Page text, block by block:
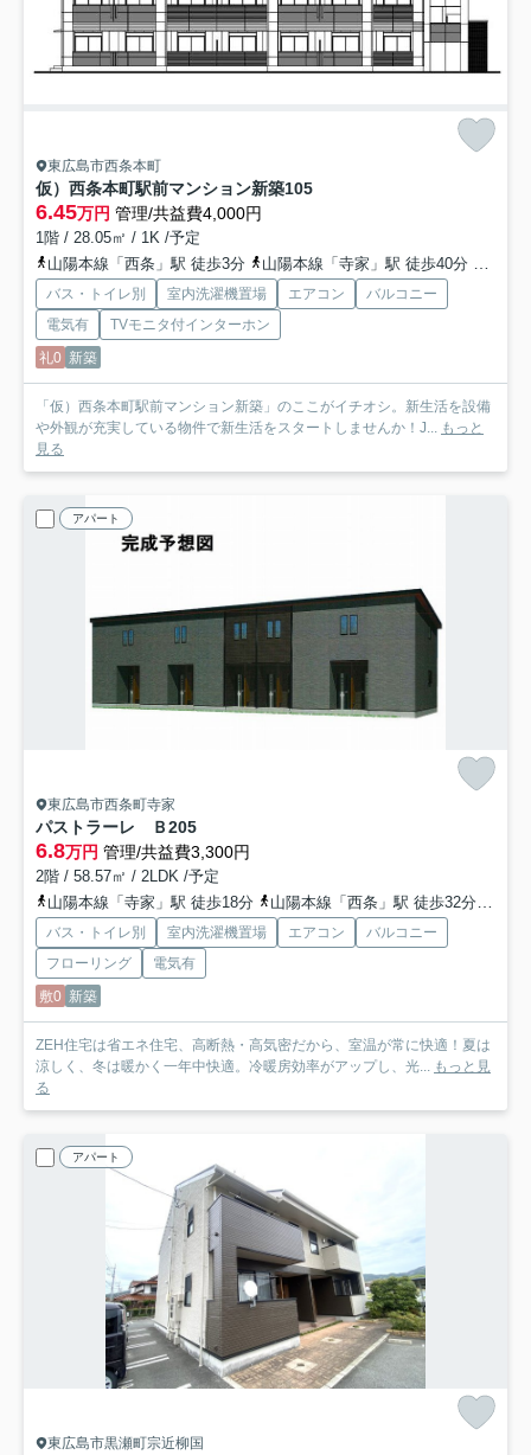
東広島市西条本町
仮）西条本町駅前マンション新築105
6.45万円 管理/共益費4,000円
1階 / 28.05㎡ / 1K /予定
山陽本線「西条」駅 徒歩3分
山陽本線「寺家」駅 徒歩40分 山陽
バス・トイレ別 室内洗濯機置場 エアコン
バルコニー
電気有
TVモニタ付インターホン
礼0 新築
「仮）西条本町駅前マンション新築」のここがイチオシ。新生活を設備
や外観が充実している物件で新生活をスタートしませんか！J... もっと
見る
アパート
東広島市西条町寺家
パストラーレ Ｂ205
6.8万円 管理/共益費3,300円
2階 / 58.57㎡ / 2LDK /予定
山陽本線「寺家」駅 徒歩18分
山陽本線「西条」駅 徒歩32分
バス・トイレ別 室内洗濯機置場 エアコン
バルコニー
フローリング
電気有
敷0 新築
ZEH住宅は省エネ住宅、高断熱・高気密だから、室温が常に快適！夏は
涼しく、冬は暖かく一年中快適。冷暖房効率がアップし、光... もっと見
る
アパート
東広島市黒瀬町宗近柳国